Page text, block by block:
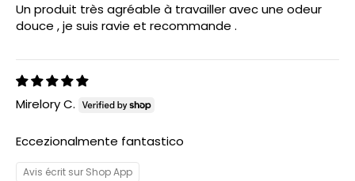
Un produit très agréable à travailler avec une odeur
douce , je suis ravie et recommande .
Mirelory C.
Eccezionalmente fantastico
Avis écrit sur Shop App